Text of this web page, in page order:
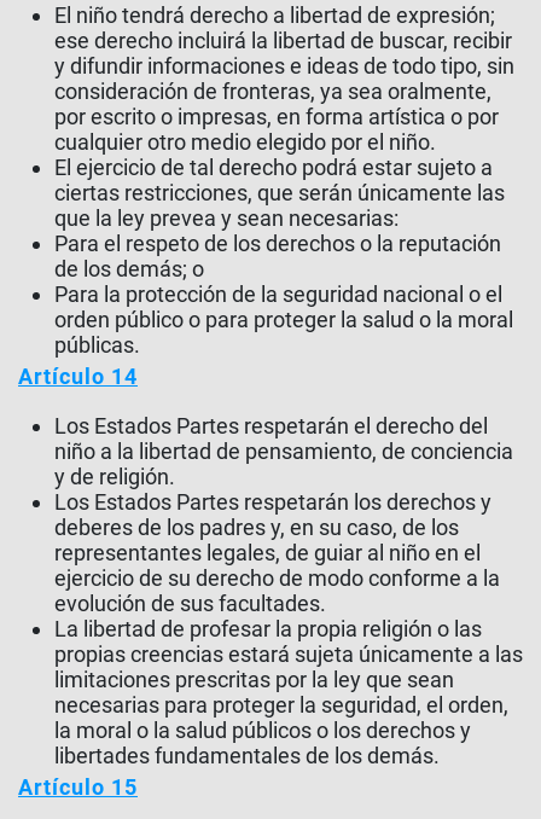
El niño tendrá derecho a libertad de expresión;
ese derecho incluirá la libertad de buscar, recibir
y difundir informaciones e ideas de todo tipo, sin
consideración de fronteras, ya sea oralmente,
por escrito o impresas, en forma artística o por
cualquier otro medio elegido por el niño.
El ejercicio de tal derecho podrá estar sujeto a
ciertas restricciones, que serán únicamente las
que la ley prevea y sean necesarias:
Para el respeto de los derechos o la reputación
de los demás; o
Para la protección de la seguridad nacional o el
orden público o para proteger la salud o la moral
públicas.
Artículo 14
Los Estados Partes respetarán el derecho del
niño a la libertad de pensamiento, de conciencia
y de religión.
Los Estados Partes respetarán los derechos y
deberes de los padres y, en su caso, de los
representantes legales, de guiar al niño en el
ejercicio de su derecho de modo conforme a la
evolución de sus facultades.
La libertad de profesar la propia religión o las
propias creencias estará sujeta únicamente a las
limitaciones prescritas por la ley que sean
necesarias para proteger la seguridad, el orden,
la moral o la salud públicos o los derechos y
libertades fundamentales de los demás.
Artículo 15